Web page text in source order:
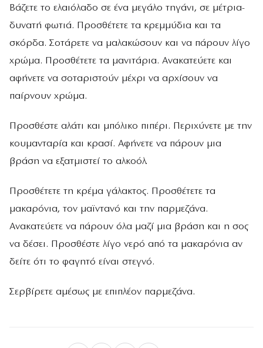
Βάζετε το ελαιόλαδο σε ένα μεγάλο τηγάνι, σε μέτρια-
δυνατή φωτιά. Προσθέτετε τα κρεμμύδια και τα
σκόρδα. Σοτάρετε να μαλακώσουν και να πάρουν λίγο
χρώμα. Προσθέτετε τα μανιτάρια. Ανακατεύετε και
αφήνετε να σοταριστούν μέχρι να αρχίσουν να
παίρνουν χρώμα.
Προσθέστε αλάτι και μπόλικο πιπέρι. Περιχύνετε με την
κουμανταρία και κρασί. Αφήνετε να πάρουν μια
βράση να εξατμιστεί το αλκοόλ.
Προσθέτετε τη κρέμα γάλακτος. Προσθέτετε τα
μακαρόνια, τον μαϊντανό και την παρμεζάνα.
Ανακατεύετε να πάρουν όλα μαζί μια βράση και η σος
να δέσει. Προσθέστε λίγο νερό από τα μακαρόνια αν
δείτε ότι το φαγητό είναι στεγνό.
Σερβίρετε αμέσως με επιπλέον παρμεζάνα.